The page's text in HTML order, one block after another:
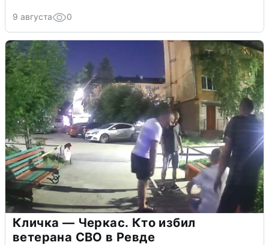
9 августа 0
Кличка — Черкас. Кто избил
ветерана СВО в Ревде